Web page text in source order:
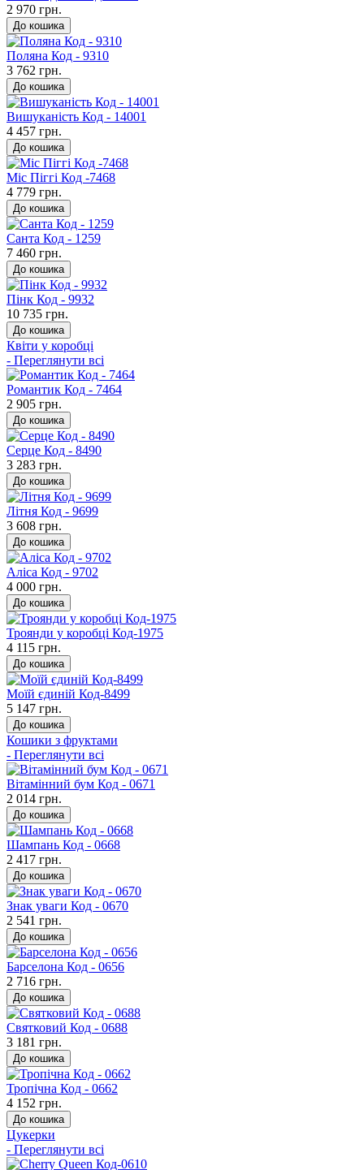
2 970 грн.
До кошика
Поляна Код - 9310
3 762 грн.
До кошика
Вишуканість Код - 14001
4 457 грн.
До кошика
Міс Піггі Код -7468
4 779 грн.
До кошика
Санта Код - 1259
7 460 грн.
До кошика
Пінк Код - 9932
10 735 грн.
До кошика
Квіти у коробці
- Переглянути всі
Романтик Код - 7464
2 905 грн.
До кошика
Серце Код - 8490
3 283 грн.
До кошика
Літня Код - 9699
3 608 грн.
До кошика
Аліса Код - 9702
4 000 грн.
До кошика
Троянди у коробці Код-1975
4 115 грн.
До кошика
Моїй єдиній Код-8499
5 147 грн.
До кошика
Кошики з фруктами
- Переглянути всі
Вітамінний бум Код - 0671
2 014 грн.
До кошика
Шампань Код - 0668
2 417 грн.
До кошика
Знак уваги Код - 0670
2 541 грн.
До кошика
Барселона Код - 0656
2 716 грн.
До кошика
Святковий Код - 0688
3 181 грн.
До кошика
Тропічна Код - 0662
4 152 грн.
До кошика
Цукерки
- Переглянути всі